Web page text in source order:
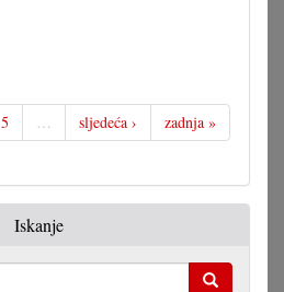
5 … sljedeća › zadnja »
Iskanje